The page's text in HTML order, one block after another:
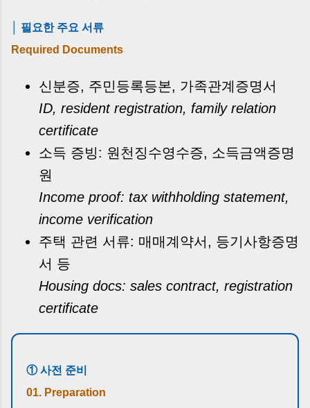
│ 필요한 주요 서류
Required Documents
신분증, 주민등록등본, 가족관계증명서
ID, resident registration, family relation
certificate
소득 증빙: 원천징수영수증, 소득금액증명
원
Income proof: tax withholding statement,
income verification
주택 관련 서류: 매매계약서, 등기사항증명
서 등
Housing docs: sales contract, registration
certificate
① 사전 준비
01. Preparation